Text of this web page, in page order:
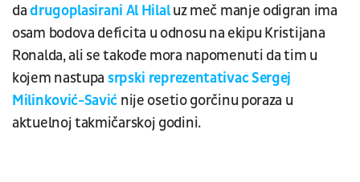
dadrugoplasirani Al Hilaluz meč manje odigran ima
osam bodova deficita u odnosu na ekipu Kristijana
Ronalda, ali se takođe mora napomenuti da tim u
kojem nastupa srpski reprezentativac Sergej
Milinković-Savić nije osetio gorčinu poraza u
aktuelnoj takmičarskoj godini.